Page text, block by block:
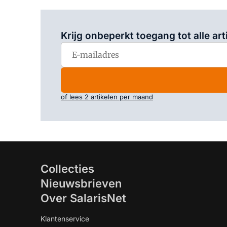
Krijg onbeperkt toegang tot alle
of lees 2 artikelen per maand
Collecties
Nieuwsbrieven
Over SalarisNet
Klantenservice